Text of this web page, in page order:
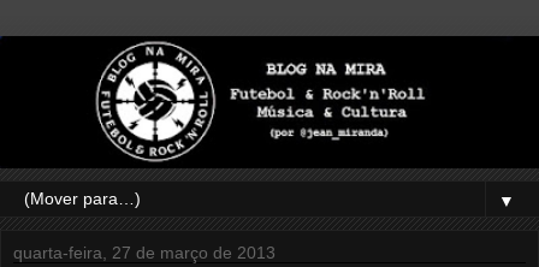
▼
quarta-feira, 27 de março de 2013